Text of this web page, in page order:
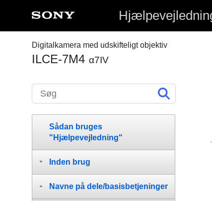
Digitalkamera med udskifteligt objektiv
ILCE-7M4 α7IV
Sådan bruges
"Hjælpevejledning"
Inden brug
Navne på dele/basisbetjeninger